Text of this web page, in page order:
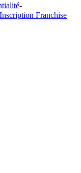
-
Inscription Franchise